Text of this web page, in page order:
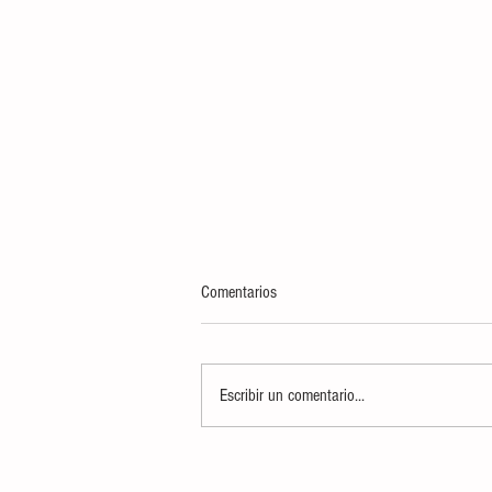
Comentarios
Escribir un comentario...